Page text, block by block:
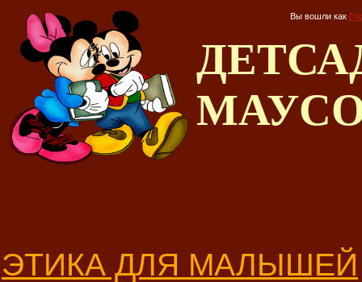
Вы вошли как
ЭТИКА ДЛЯ МАЛЫШЕЙ